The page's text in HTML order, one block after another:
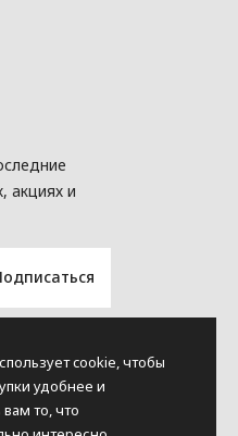
акциях и
cookie, чтобы
удобнее и
то, что